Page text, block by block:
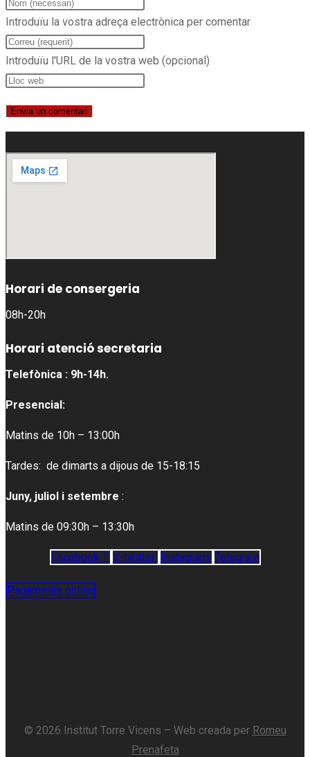
Introduïu la vostra adreça electrònica per comentar
Introduïu l'URL de la vostra web (opcional)
Horari de consergeria
08h-20h
Horari atenció secretaria
Telefònica : 9h-14h.
Presencial:
Matins de 10h – 13:00h
Tardes: de dimarts a dijous de 15-18:15
Juny, juliol i setembre :
Matins de 09:30h – 13:30h
Facebook-f X-twitter Instagram Telegram
Pagaments online
© 2026 Institut Torre Vicens – Web creada per Romeu
Prenafeta